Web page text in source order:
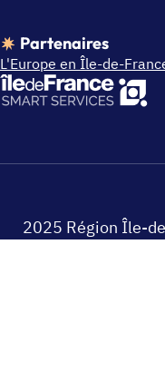
Partenaires
L'Europe en Île-de-
2025 Région Île-